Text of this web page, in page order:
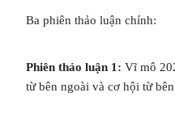
Ba phiên thảo luận chính:
Phiên thảo luận 1: Vĩ mô
từ bên ngoài và cơ hội từ